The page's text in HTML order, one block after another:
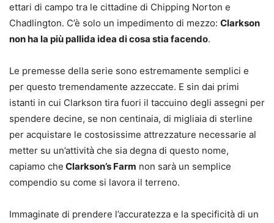
ettari di campo tra le cittadine di Chipping Norton e
Chadlington. C’è solo un impedimento di mezzo: Clarkson
non ha la più pallida idea di cosa stia facendo.
Le premesse della serie sono estremamente semplici e
per questo tremendamente azzeccate. E sin dai primi
istanti in cui Clarkson tira fuori il taccuino degli assegni per
spendere decine, se non centinaia, di migliaia di sterline
per acquistare le costosissime attrezzature necessarie al
metter su un’attività che sia degna di questo nome,
capiamo che Clarkson’s Farm non sarà un semplice
compendio su come si lavora il terreno.
Immaginate di prendere l’accuratezza e la specificità di un